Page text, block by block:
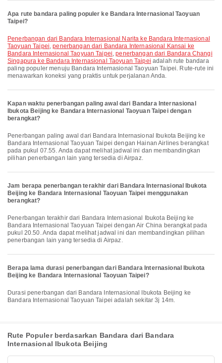
Apa rute bandara paling populer ke Bandara Internasional Taoyuan
Taipei?
penerbangan dari Bandara Internasional Narita ke Bandara Internasional
Taoyuan Taipei,penerbangan dari Bandara Internasional Kansai ke
Bandara Internasional Taoyuan Taipei,penerbangan dari Bandara Changi
Singapura ke Bandara Internasional Taoyuan Taipei adalah rute bandara
paling populer menuju Bandara Internasional Taoyuan Taipei. Rute-rute ini
menawarkan koneksi yang praktis untuk perjalanan Anda.
Kapan waktu penerbangan paling awal dari Bandara Internasional
Ibukota Beijing ke Bandara Internasional Taoyuan Taipei dengan
berangkat?
Penerbangan paling awal dari Bandara Internasional Ibukota Beijing ke
Bandara Internasional Taoyuan Taipei dengan Hainan Airlines berangkat
pada pukul 07.55. Anda dapat melihat jadwal ini dan membandingkan
pilihan penerbangan lain yang tersedia di Airpaz.
Jam berapa penerbangan terakhir dari Bandara Internasional Ibukota
Beijing ke Bandara Internasional Taoyuan Taipei menggunakan
berangkat?
Penerbangan terakhir dari Bandara Internasional Ibukota Beijing ke
Bandara Internasional Taoyuan Taipei dengan Air China berangkat pada
pukul 20.50. Anda dapat melihat jadwal ini dan membandingkan pilihan
penerbangan lain yang tersedia di Airpaz.
Berapa lama durasi penerbangan dari Bandara Internasional Ibukota
Beijing ke Bandara Internasional Taoyuan Taipei?
Durasi penerbangan dari Bandara Internasional Ibukota Beijing ke
Bandara Internasional Taoyuan Taipei adalah sekitar 3j 14m.
Rute Populer berdasarkan Bandara dari Bandara
Internasional Ibukota Beijing